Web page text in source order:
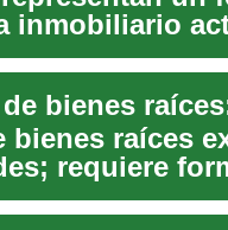
inmobiliario
bienes raíces
requiere